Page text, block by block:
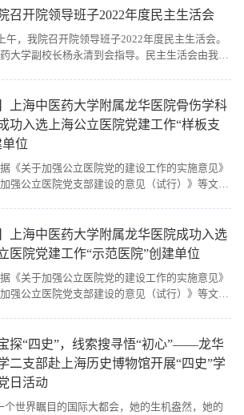
召开院领导班子2022年度民主生活会
午，我院召开院领导班子2022年度民主生活会。
药大学副校长杨永清到会指导。民主生活会由我院
上海中医药大学附属龙华医院骨伤学科
功入选上海公立医院党建工作“样板支
位
《关于加强公立医院党的建设工作的实施意见》
强公立医院党支部建设的意见（试行）》等文件
上海中医药大学附属龙华医院成功入选
医院党建工作“示范医院”创建单位
《关于加强公立医院党的建设工作的实施意见》
强公立医院党支部建设的意见（试行）》等文件
探“四史”，线索搜寻悟“初心”——龙华
二支部赴上海历史博物馆开展“四史”学
日活动
个世界瞩目的国际大都会，她的生机盎然，她的